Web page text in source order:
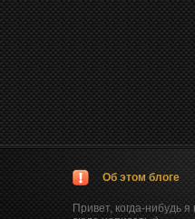
Об этом блоге
Привет, когда-нибудь